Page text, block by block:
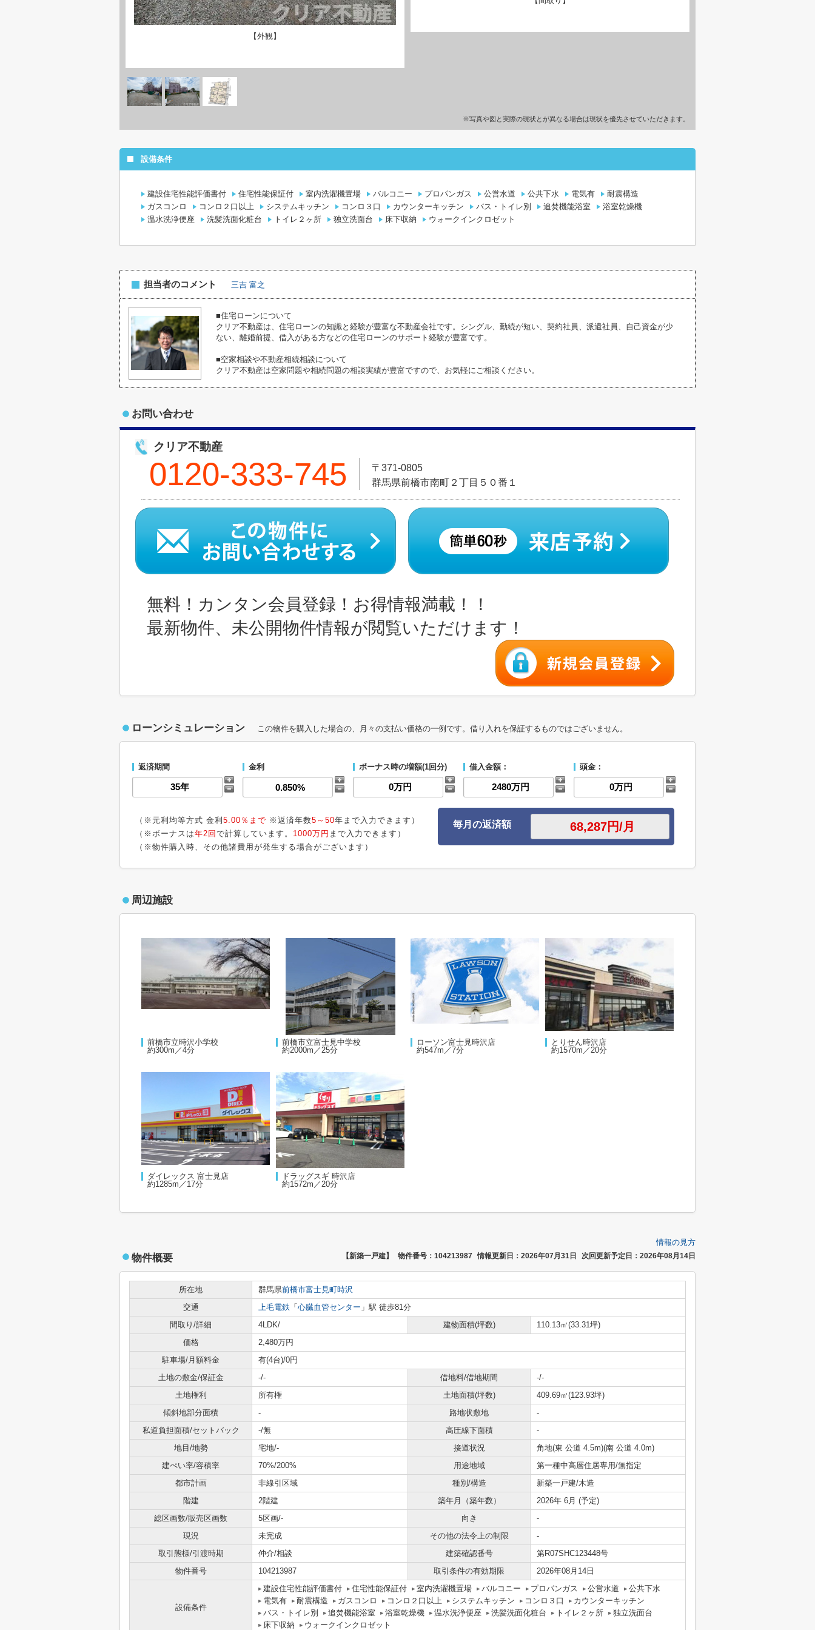
【外観】
※写真や図と実際の現状とが異なる場合は現状を優先させていただきます。
設備条件
建設住宅性能評価書付 住宅性能保証付 室内洗濯機置場 バルコニー プロパンガス 公営水道 公共下水 電気有
耐震構造
ガスコンロ
コンロ２口以上 システムキッチン コンロ３口 カウンターキッチン バス・トイレ別 追焚機能浴室
浴室乾燥機
温水洗浄便座
洗髪洗面化粧台 トイレ２ヶ所 独立洗面台 床下収納 ウォークインクロゼット
担当者のコメント 三吉 富之
■住宅ローンについて
クリア不動産は、住宅ローンの知識と経験が豊富な不動産会社です。シングル、勤続が短い、契約社員、派遣社員、自己資金が少
ない、離婚前提、借入がある方などの住宅ローンのサポート経験が豊富です。
■空家相談や不動産相続相談について
クリア不動産は空家問題や相続問題の相談実績が豊富ですので、お気軽にご相談ください。
お問い合わせ
クリア不動産
0120-333-745
〒371-0805
群馬県前橋市南町２丁目５０番１
無料！カンタン会員登録！お得情報満載！！
最新物件、未公開物件情報が閲覧いただけます！
ローンシミュレーション この物件を購入した場合の、月々の支払い価格の一例です。借り入れを保証するものではございません。
返済期間 金利 ボーナス時の増額(1回分) 借入金額： 頭金：
（※元利均等方式 金利 5.00％まで ※返済年数5～50年まで入力できます）
（※ボーナスは年2回 で計算しています。 1000万円 まで入力できます）
（※物件購入時、その他諸費用が発生する場合がございます）
毎月の返済額
周辺施設
前橋市立時沢小学校
約300m／4分
前橋市立富士見中学校
約2000m／25分
ローソン富士見時沢店
約547m／7分
とりせん時沢店
約1570m／20分
ダイレックス 富士見店
約1285m／17分
ドラッグスギ 時沢店
約1572m／20分
情報の見方
物件概要 【新築一戸建】 物件番号：104213987 情報更新日：2026年07月31日 次回更新予定日：2026年08月14日
所在地 群馬県前橋市富士見町時沢
交通
上毛電鉄 「 心臓血管センター 」駅 徒歩81分
間取り/詳細
4LDK/ 建物面積(坪数)
110.13㎡(33.31坪)
価格
2,480万円
駐車場/月額料金
有(4台)/0円
土地の敷金/保証金
-/- 借地料/借地期間
-/-
土地権利
所有権 土地面積(坪数)
409.69㎡(123.93坪)
傾斜地部分面積
- 路地状敷地
-
私道負担面積/セットバック
-/無 高圧線下面積
-
地目/地勢
宅地/- 接道状況
角地(東 公道 4.5m)(南 公道 4.0m)
建ぺい率/容積率
70%/200% 用途地域
第一種中高層住居専用/無指定
都市計画
非線引区域 種別/構造
新築一戸建/木造
階建
2階建 築年月（築年数）
2026年 6月 (予定)
総区画数/販売区画数
5区画/- 向き
-
現況
未完成 その他の法令上の制限
-
取引態様/引渡時期
仲介/相談 建築確認番号
第R07SHC123448号
物件番号
104213987 取引条件の有効期限 2026年08月14日
設備条件
建設住宅性能評価書付 住宅性能保証付 室内洗濯機置場 バルコニー プロパンガス 公営水道
公共下水
電気有
耐震構造 ガスコンロ コンロ２口以上 システムキッチン コンロ３口
カウンターキッチン
バス・トイレ別
追焚機能浴室 浴室乾燥機 温水洗浄便座 洗髪洗面化粧台 トイレ２ヶ所
独立洗面台
床下収納
ウォークインクロゼット